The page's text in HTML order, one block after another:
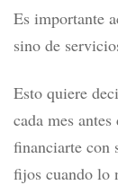
Es importante
sino de
Esto quiere
cada mes
financiarte con
fijos cuando lo